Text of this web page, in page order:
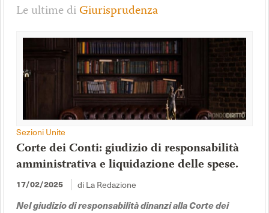
Le ultime diGiurisprudenza
Sezioni Unite
Corte dei Conti: giudizio di responsabilità
amministrativa e liquidazione delle spese.
17/02/2025
di La Redazione
Nel giudizio di responsabilità dinanzi alla Corte dei